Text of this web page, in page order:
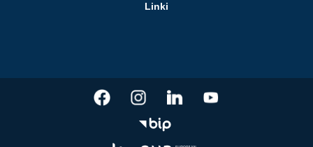
Linki